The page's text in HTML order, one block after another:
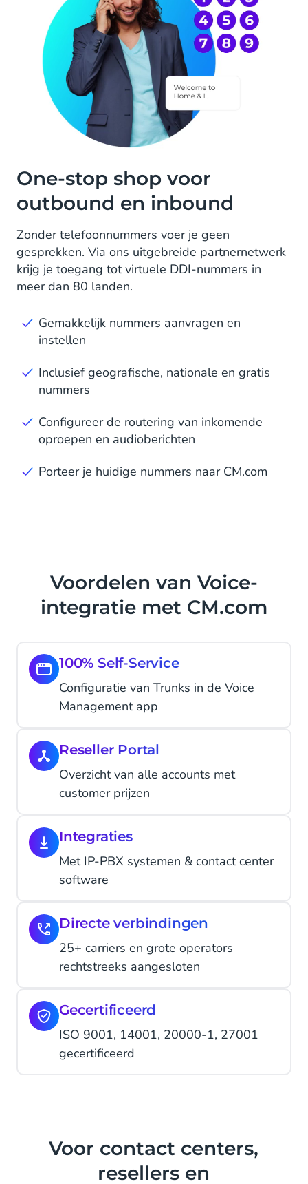
One-stop shop voor
outbound en inbound
Zonder telefoonnummers voer je geen
gesprekken. Via ons uitgebreide partnernetwerk
krijg je toegang tot virtuele DDI-nummers in
meer dan 80 landen.
Gemakkelijk nummers aanvragen en
instellen
Inclusief geografische, nationale en gratis
nummers
Configureer de routering van inkomende
oproepen en audioberichten
Porteer je huidige nummers naar CM.com
Voordelen van Voice-
integratie met CM.com
100% Self-Service
Configuratie van Trunks in de Voice
Management app
Reseller Portal
Overzicht van alle accounts met
customer prijzen
Integraties
Met IP-PBX systemen & contact center
software
Directe verbindingen
25+ carriers en grote operators
rechtstreeks aangesloten
Gecertificeerd
ISO 9001, 14001, 20000-1, 27001
gecertificeerd
Voor contact centers,
resellers en